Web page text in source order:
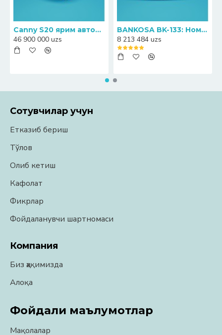
ва Ўзбекистон бўйлаб етказиб беришни таъминлайди.
Canny S20 ярим автоматик банкноталарни прессловчи-қадоқловчи машинаси
46 900 000 uzs
BANKOSA BK-133: Номинални аниқлаш функциясига эга ҳамёнбоп пул санагич
8 213 484 uzs
Сотувчилар учун
Етказиб бериш
Тўлов
Олиб кетиш
Кафолат
Фикрлар
Фойдаланувчи шартномаси
Компания
Биз ҳақимизда
Алоқа
Фойдали маълумотлар
Мақолалар